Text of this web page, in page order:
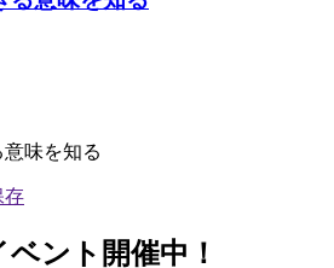
味を知る
ント開催中！